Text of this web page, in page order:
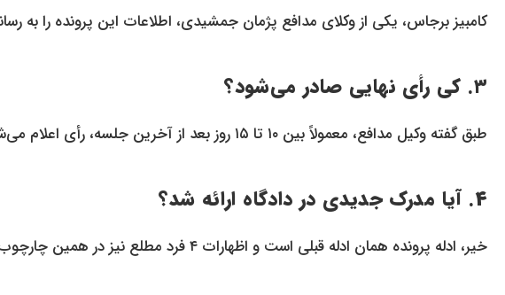
کامبیز برجاس، یکی از وکلای مدافع پژمان جمشیدی، اطلاعات این پرونده را به
۳. کی رأی نهایی صادر می‌شود؟
طبق گفته وکیل مدافع، معمولاً بین ۱۰ تا ۱۵ روز بعد از آخرین جلسه، رأی اعلام می‌شود.
۴. آیا مدرک جدیدی در دادگاه ارائه شد؟
خیر، ادله پرونده همان ادله قبلی است و اظهارات ۴ فرد مطلع نیز در همین چارچوب بررسی شد.